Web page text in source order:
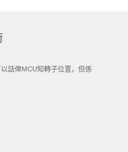
話俾MCU知轉子位置，但係